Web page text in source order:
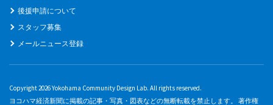
後援申請について
スタッフ募集
メールニュース登録
Copyright 2026 Yokohama Community Design Lab. All rights reserved.
ヨコハマ経済新聞に掲載の記事・写真・図表などの無断転載を禁止します。 著作権